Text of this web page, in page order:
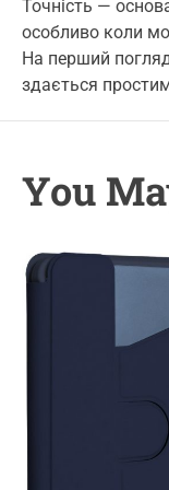
g
o
r
i
e
A
u
t
h
o
D
a
t
e
Точність —
особливо коли
На перший
здається
You